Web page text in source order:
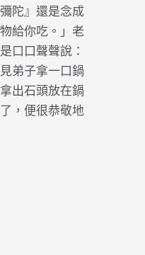
陀』還是念成
給你吃。」老
口口聲聲說：
弟子拿一口鍋
出石頭放在鍋
，便很恭敬地